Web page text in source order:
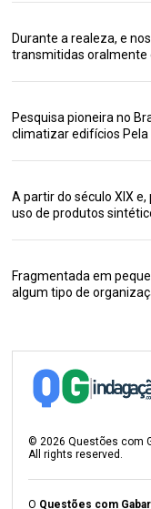
Durante a realeza, e
transmitidas oralmente
Pesquisa pioneira no
climatizar edifícios
A partir do século XIX
uso de produtos
Fragmentada em
algum tipo de
©2026 Questões com
All rights reserved.
O Questões com